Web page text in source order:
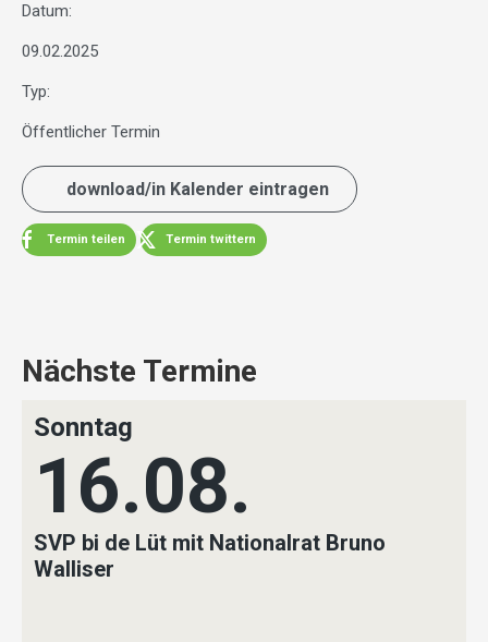
Datum:
09.02.2025
Typ:
Öffentlicher Termin
download/in Kalender eintragen
Termin teilen Termin twittern
Nächste Termine
Sonntag
16.08.
SVP bi de Lüt mit Nationalrat Bruno
Walliser